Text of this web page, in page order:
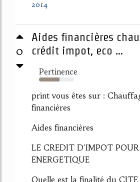
2014
0
Aides financières
crédit impot, eco ...
Pertinence
58%
print vous êtes sur :
financières
Aides financières
LE CREDIT D'IMPOT
ENERGETIQUE
Quelle est la finalité du CITE